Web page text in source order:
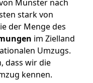
Münster nach
stark von
der Menge des
im Zielland
Umzugs.
dass wir die
kennen.